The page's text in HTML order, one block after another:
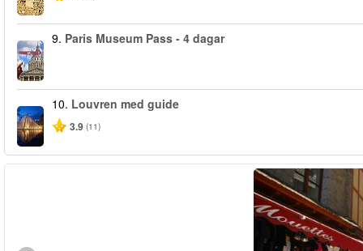
9. Paris Museum Pass - 4 dagar
10. Louvren med guide
3.9 (11)